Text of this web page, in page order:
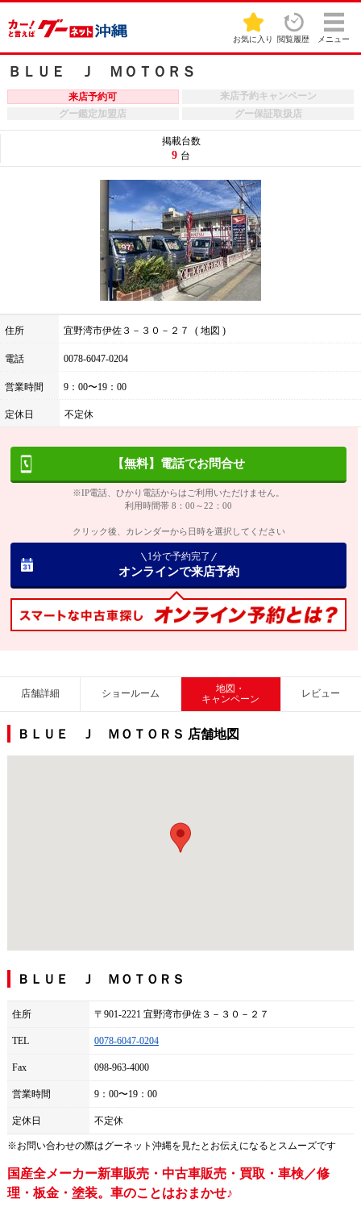
お気に入り 閲覧履歴 メニュー
ＢＬＵＥ Ｊ ＭＯＴＯＲＳ
来店予約可
来店予約キャンペーン
グー鑑定加盟店
グー保証取扱店
住所 宜野湾市伊佐３－３０－２７ 地図
電話 0078-6047-0204
営業時間 9：00〜19：00
定休日 不定休
掲載台数
9 台
【無料】電話でお問合せ
※IP電話、ひかり電話からはご利用いただけません。
利用時間帯 8：00～22：00
クリック後、カレンダーから日時を選択してください
1分で予約完了
オンラインで来店予約
店舗詳細 ショールーム
地図・
キャンペーン
レビュー
ＢＬＵＥ Ｊ ＭＯＴＯＲＳ 店舗地図
ＢＬＵＥ Ｊ ＭＯＴＯＲＳ
住所 〒901-2221 宜野湾市伊佐３－３０－２７
TEL 0078-6047-0204
Fax 098-963-4000
営業時間 9：00〜19：00
定休日 不定休
※お問い合わせの際はグーネット沖縄を見たとお伝えになるとスムーズです
国産全メーカー新車販売・中古車販売・買取・車検／修
理・板金・塗装。車のことはおまかせ♪